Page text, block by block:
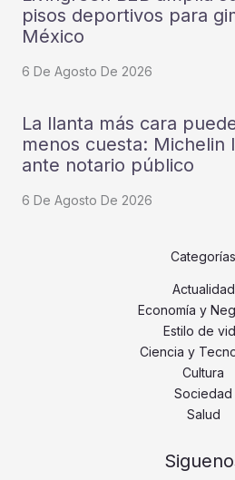
pisos deportivos para
México
6 De Agosto De 2026
La llanta más cara
menos cuesta: Michelin
ante notario público
6 De Agosto De 2026
Categorías
Actualidad
Economía y
Estilo de
Ciencia y
Cultura
Sociedad
Salud